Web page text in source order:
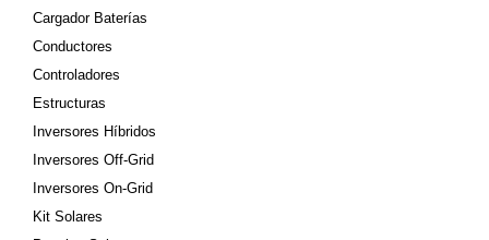
Cargador Baterías
Conductores
Controladores
Estructuras
Inversores Híbridos
Inversores Off-Grid
Inversores On-Grid
Kit Solares